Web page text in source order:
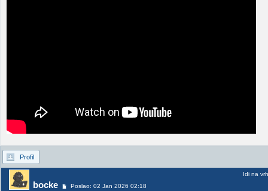
Profil
bocke Poslao: 02 Jan 2026 02:18
Idi na vrh